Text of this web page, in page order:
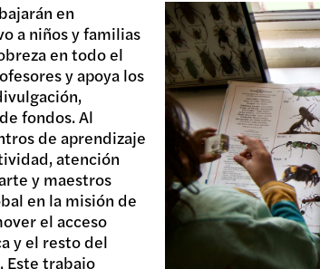
en
a niños y familias
en todo el
y apoya los
fondos. Al
de aprendizaje
atención
y maestros
en la misión de
el acceso
y el resto del
Este trabajo